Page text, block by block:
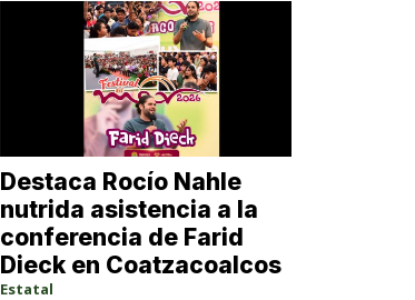
Destaca Rocío Nahle
nutrida asistencia a la
conferencia de Farid
Dieck en Coatzacoalcos
Estatal